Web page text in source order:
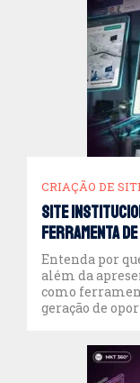
Criação de
Eventos e
Marketing 360°
Marketing
Marketing
CRIAÇÃO DE
Site
ferramenta de
Entenda por
além da
como
geração de